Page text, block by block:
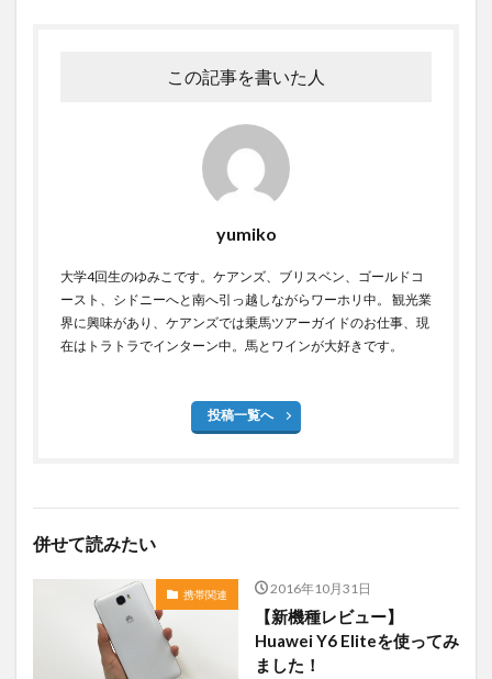
この記事を書いた人
yumiko
大学4回生のゆみこです。ケアンズ、ブリスベン、ゴールドコ
ースト、シドニーへと南へ引っ越しながらワーホリ中。 観光業
界に興味があり、ケアンズでは乗馬ツアーガイドのお仕事、現
在はトラトラでインターン中。馬とワインが大好きです。
投稿一覧へ
併せて読みたい
携帯関連 2016年10月31日
【新機種レビュー】
Huawei Y6 Eliteを使ってみ
ました！